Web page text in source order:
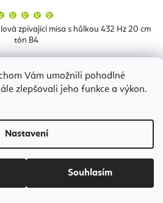
Vám umožnili pohodlné
zlepšovali jeho funkce a výkon.
Nastavení
Souhlasím
zpívající mísa s hůlkou 432 Hz 20 cm
tón B4
produktu
je
5
do 8-10 dnů
3 872 Kč